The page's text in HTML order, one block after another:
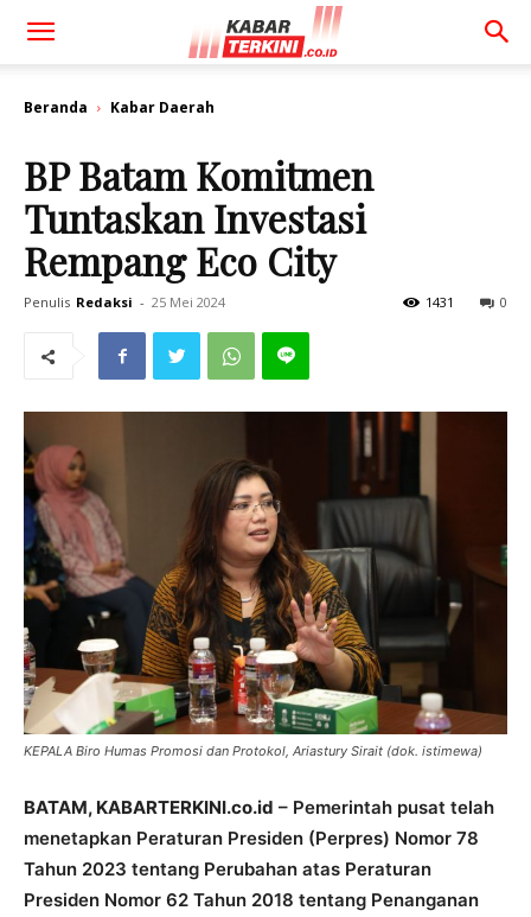
Beranda Kabar Daerah
BP Batam Komitmen
Tuntaskan Investasi
Rempang Eco City
Penulis Redaksi - 25 Mei 2024 0
1431
KEPALA Biro Humas Promosi dan Protokol, Ariastury Sirait (dok. istimewa)
BATAM, KABARTERKINI.co.id – Pemerintah pusat telah
menetapkan Peraturan Presiden (Perpres) Nomor 78
Tahun 2023 tentang Perubahan atas Peraturan
Presiden Nomor 62 Tahun 2018 tentang Penanganan